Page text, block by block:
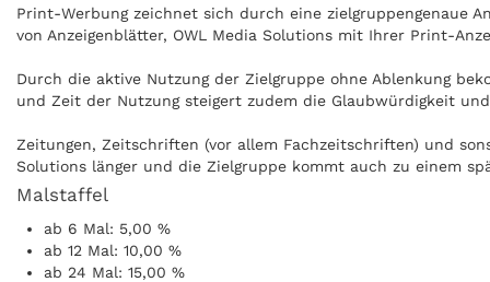
Print-Werbung zeichnet sich durch eine zielgruppengenaue
von Anzeigenblätter, OWL Media Solutions mit Ihrer Print-
Durch die aktive Nutzung der Zielgruppe ohne Ablenkung
und Zeit der Nutzung steigert zudem die Glaubwürdigkeit
Zeitungen, Zeitschriften (vor allem Fachzeitschriften) und
Solutions länger und die Zielgruppe kommt auch zu einem
Anzeigenblätter, OWL Media Solutions kann ohne Internet
Malstaffel
ab 6 Mal: 5,00 %
ab 12 Mal: 10,00 %
ab 24 Mal: 15,00 %